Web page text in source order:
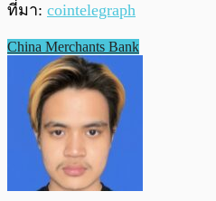
ที่มา: cointelegraph
China Merchants Bank